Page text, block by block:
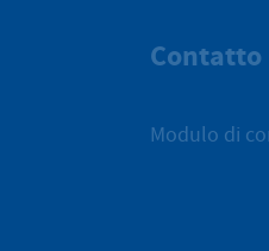
Contatto
Modulo di